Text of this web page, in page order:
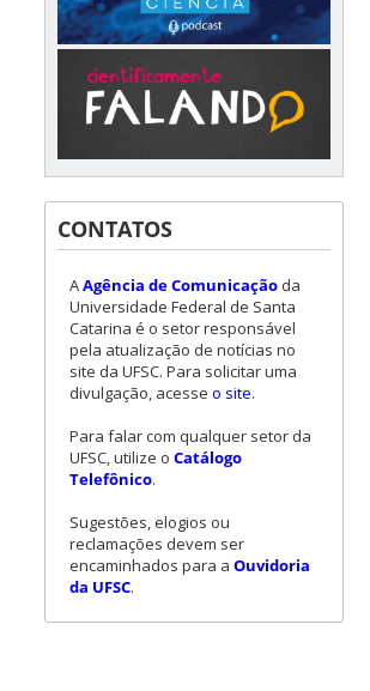
CONTATOS
AAgência de Comunicaçãoda
Universidade Federal de Santa
Catarina é o setor responsável
pela atualização de notícias no
site da UFSC. Para solicitar uma
divulgação, acesse o site.
Para falar com qualquer setor da
UFSC, utilize o Catálogo
Telefônico.
Sugestões, elogios ou
reclamações devem ser
encaminhados para a Ouvidoria
da UFSC.